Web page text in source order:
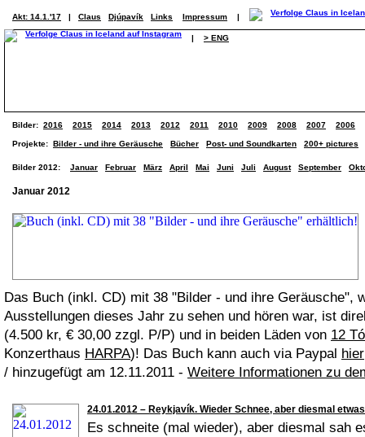
Akt: 14.1.'17 | Claus Djúpavík Links Impressum |
| > ENG
Bilder: 2016 2015 2014 2013 2012 2011 2010 2009 2008 2007 2006
Projekte: Bilder - und ihre Geräusche Bücher Post- und Soundkarten 200+ pictures
Bilder 2012: Januar Februar März April Mai Juni Juli August September
Januar 2012
Das Buch (inkl. CD) mit 38 "Bilder - und ihre Geräusche",
Ausstellungen dieses Jahr zu sehen und hören war, ist
(4.500 kr, € 30,00 zzgl. P/P) und in beiden Läden von 12
Konzerthaus HARPA)! Das Buch kann auch via Paypal hier
/ hinzugefügt am 12.11.2011 - Weitere Informationen zu
24.01.2012 – Reykjavík. Wieder Schnee, aber diesmal
Es schneite (mal wieder), aber diesmal sah